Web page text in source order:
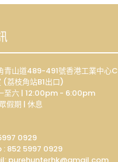
青山道489-491號香港工業中心C
(荔枝角站B1出口)
至六 | 12:00pm - 6:00pm
假期 | 休息
0929
: 852 5997 0929
purehunterhk@gmail.com